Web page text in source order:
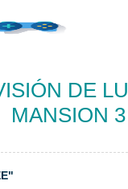
DE
MANSION 3